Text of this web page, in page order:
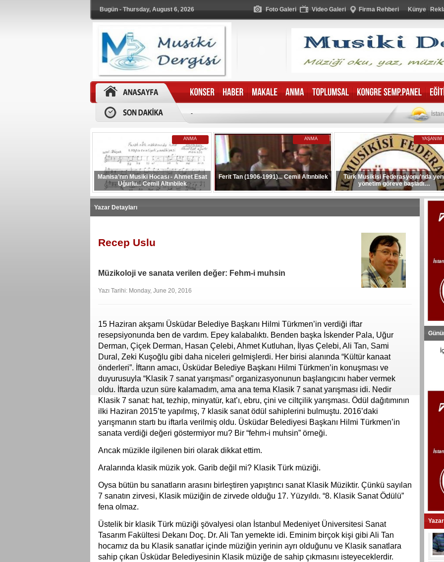
Bugün - Thursday, August 6, 2026 Foto Galeri Video Galeri Firma Rehberi Künye
-
ANMA
Manisa’nın Musiki Hocası - Ahmet Esat
Uğurlu... Cemil Altınbilek
ANMA
Ferit Tan (1906-1991)... Cemil Altınbilek
YAŞANIM
Türk Musikisi Federasyonu’nda
yönetim göreve başladı…
Yazar Detayları
Recep Uslu
Müzikoloji ve sanata verilen değer: Fehm-i muhsin
Yazı Tarihi: Monday, June 20, 2016
15 Haziran akşamı Üsküdar Belediye Başkanı Hilmi Türkmen’in verdiği iftar
resepsiyonunda ben de vardım. Epey kalabalıktı. Benden başka İskender Pala, Uğur
Derman, Çiçek Derman, Hasan Çelebi, Ahmet Kutluhan, İlyas Çelebi, Ali Tan, Sami
Dural, Zeki Kuşoğlu gibi daha niceleri gelmişlerdi. Her birisi alanında “Kültür kanaat
önderleri”. İftarın amacı, Üsküdar Belediye Başkanı Hilmi Türkmen’in konuşması ve
duyurusuyla “Klasik 7 sanat yarışması” organizasyonunun başlangıcını haber vermek
oldu. İftarda uzun süre kalamadım, ama ana tema Klasik 7 sanat yarışması idi. Nedir
Klasik 7 sanat: hat, tezhip, minyatür, kat’ı, ebru, çini ve ciltçilik yarışması. Ödül dağıtımının
ilki Haziran 2015’te yapılmış, 7 klasik sanat ödül sahiplerini bulmuştu. 2016’daki
yarışmanın startı bu iftarla verilmiş oldu. Üsküdar Belediyesi Başkanı Hilmi Türkmen’in
sanata verdiği değeri göstermiyor mu? Bir “fehm-i muhsin” örneği.
Ancak müzikle ilgilenen biri olarak dikkat ettim.
Aralarında klasik müzik yok. Garib değil mi? Klasik Türk müziği.
Oysa bütün bu sanatların arasını birleştiren yapıştırıcı sanat Klasik Müziktir. Çünkü sayılan
7 sanatın zirvesi, Klasik müziğin de zirvede olduğu 17. Yüzyıldı. “8. Klasik Sanat Ödülü”
fena olmaz.
Üstelik bir klasik Türk müziği şövalyesi olan İstanbul Medeniyet Üniversitesi Sanat
Tasarım Fakültesi Dekanı Doç. Dr. Ali Tan yemekte idi. Eminim birçok kişi gibi Ali Tan
hocamız da bu Klasik sanatlar içinde müziğin yerinin ayrı olduğunu ve Klasik sanatlara
sahip çıkan Üsküdar Belediyesinin Klasik müziğe de sahip çıkmasını isteyeceklerdir.